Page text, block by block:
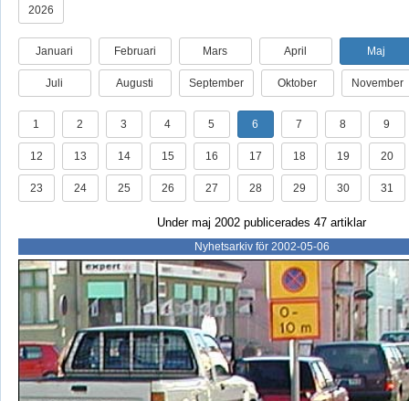
2026
Januari Februari Mars April Maj
Juli Augusti September Oktober November
1 2 3 4 5 6 7 8 9
12 13 14 15 16 17 18 19 20
23 24 25 26 27 28 29 30 31
Under maj 2002 publicerades 47 artiklar
Nyhetsarkiv för 2002-05-06